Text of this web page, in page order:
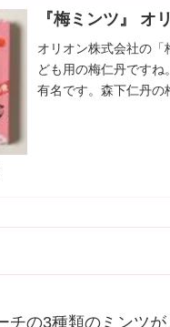
『梅ミンツ』 オ
オリオン株式会社の
ども用の梅仁丹です
有名です。森下仁丹の
チの3種類のミンツ